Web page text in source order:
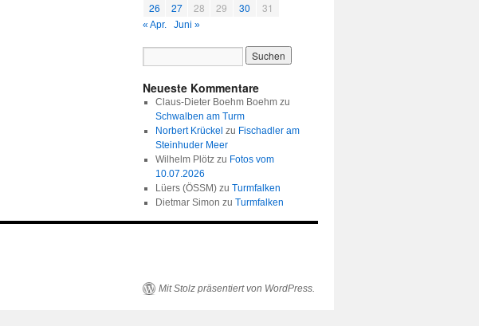
26
27 28 29 30 31
« Apr. Juni »
Neueste Kommentare
Claus-Dieter Boehm Boehmzu
Schwalben am Turm
Norbert Krückel zu Fischadler am
Steinhuder Meer
Wilhelm Plötzzu Fotos vom
10.07.2026
Lüers (ÖSSM)zu Turmfalken
Dietmar Simon zu Turmfalken
Mit Stolz präsentiert von WordPress.